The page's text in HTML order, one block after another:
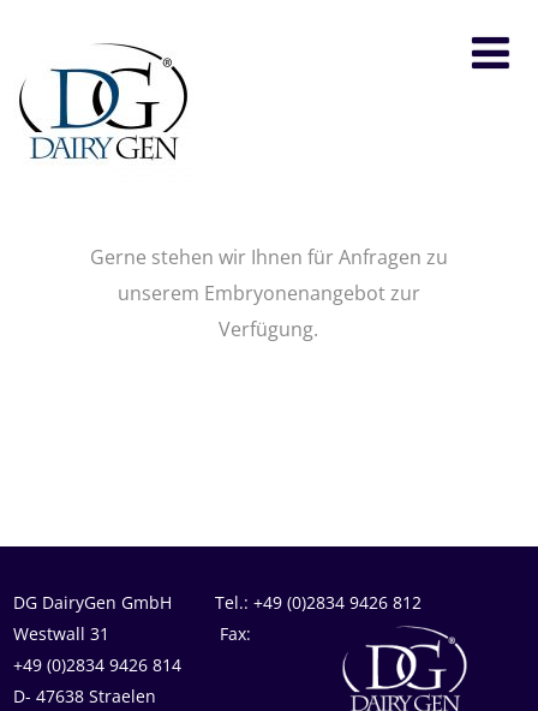
Gerne stehen wir Ihnen für Anfragen zu
unserem Embryonenangebot zur
Verfügung.
DG DairyGen GmbH Tel.: +49 (0)2834 9426 812
Westwall 31 Fax:
+49 (0)2834 9426 814
D- 47638 Straelen